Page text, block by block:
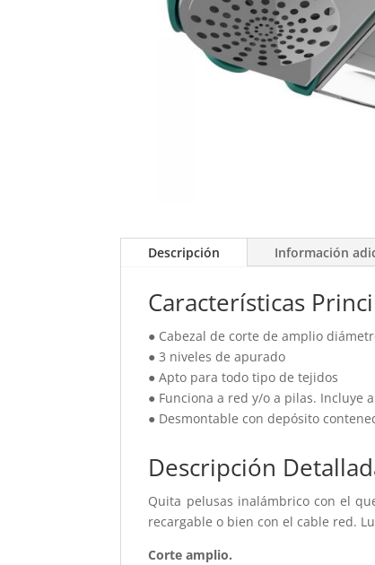
Descripción Información
Características
● Cabezal de corte de amplio
● 3 niveles de apurado
● Apto para todo tipo de tejidos
● Funciona a red y/o a pilas. Incluye
● Desmontable con depósito
Descripción
Quita pelusas inalámbrico con el
recargable o bien con el cable red.
Corte amplio.